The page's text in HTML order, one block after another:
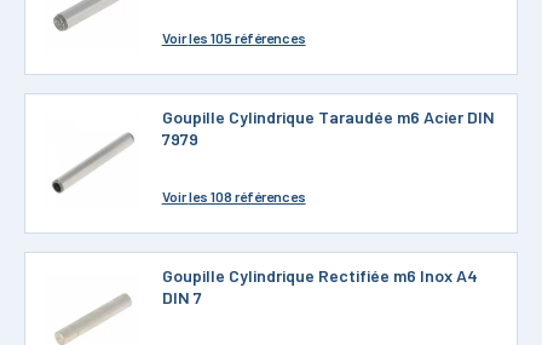
Voirles 105 références
Goupille Cylindrique Taraudée m6 Acier DIN
7979
Voirles 108 références
Goupille Cylindrique Rectifiée m6 Inox A4
DIN 7